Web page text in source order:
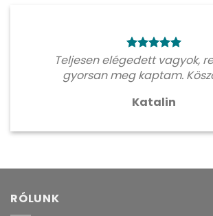
Teljesen elégedett vagyok,
gyorsan meg kaptam.
Katalin
RÓLUNK